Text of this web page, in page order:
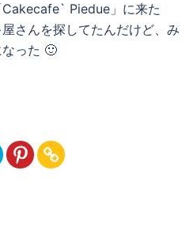
Piedue」に来た
さんを探してたんだけど、み
った 🙂